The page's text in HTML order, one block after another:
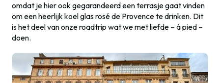
omdat je hier ook gegarandeerd een terrasje gaat vinden
om een heerlijk koel glas rosé de Provence te drinken. Dit
is het deel van onze roadtrip wat we met liefde – à pied –
doen.